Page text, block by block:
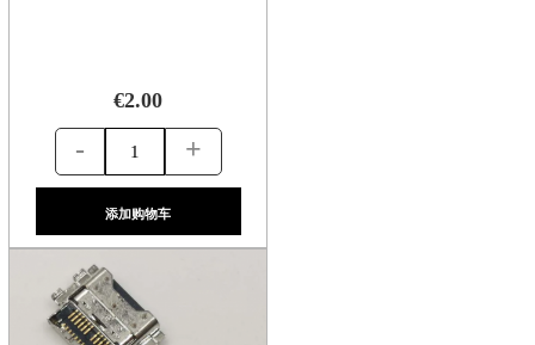
€2.00
- +
添加购物车